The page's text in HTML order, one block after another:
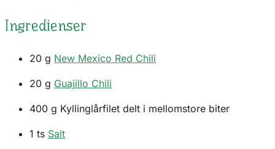
Ingredienser
20 g New Mexico Red Chili
20 g Guajillo Chili
400 g Kyllinglårfilet delt i mellomstore biter
1 ts Salt